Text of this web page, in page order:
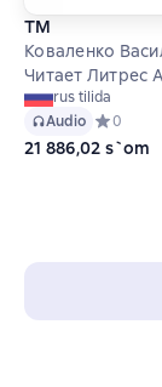
ТМ
Коваленко
Читает Литрес
rus tilida
Audio Средний
0
21 886,02 s`om